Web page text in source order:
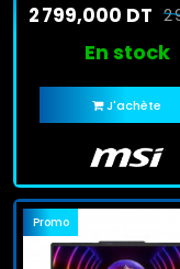
RTX 30502
2 799,000 DT
En stock
J'achète
Promo